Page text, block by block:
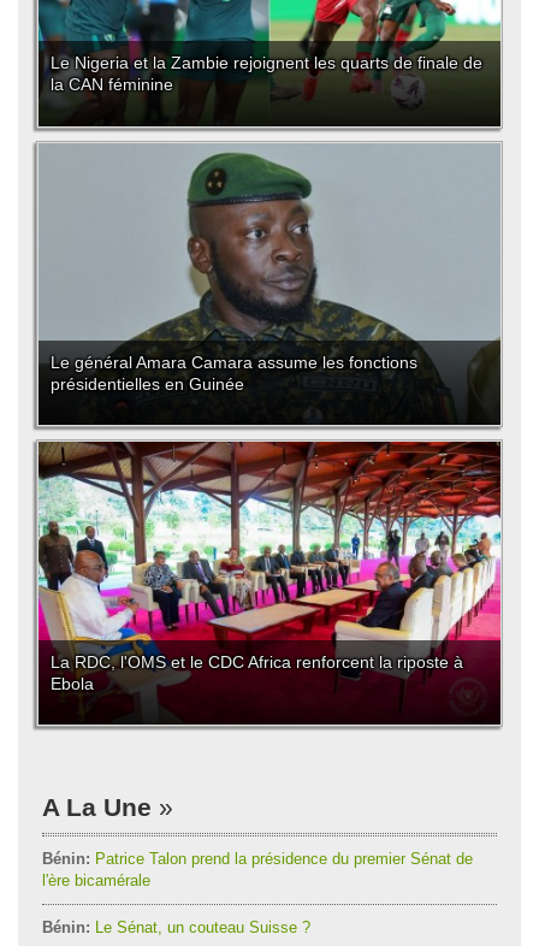
Le Nigeria et la Zambie rejoignent les quarts de finale de
la CAN féminine
Le général Amara Camara assume les fonctions
présidentielles en Guinée
La RDC, l'OMS et le CDC Africa renforcent la riposte à
Ebola
A La Une
Bénin: Patrice Talon prend la présidence du premier Sénat de
l'ère bicamérale
Bénin: Le Sénat, un couteau Suisse ?